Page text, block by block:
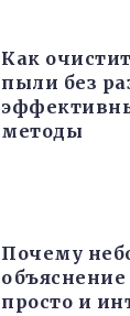
Как
пыли без
методы
Почему
объяснение
просто и